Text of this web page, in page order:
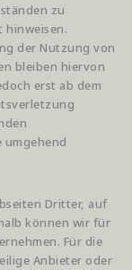
zu
hinweisen.
der Nutzung von
bleiben hiervon
erst ab dem
umgehend
Dritter, auf
können wir für
Für die
Anbieter oder